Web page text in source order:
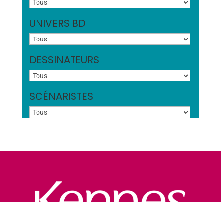
UNIVERS BD
DESSINATEURS
SCÉNARISTES